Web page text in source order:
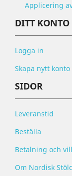
Applicering
DITT KONTO
Logga in
Skapa nytt konto
SIDOR
Leveranstid
Beställa
Betalning och
Om Nordisk